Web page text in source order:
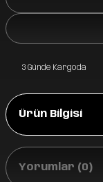
3 Günde Kargoda
Ürün Bilgisi
Yorumlar (0)